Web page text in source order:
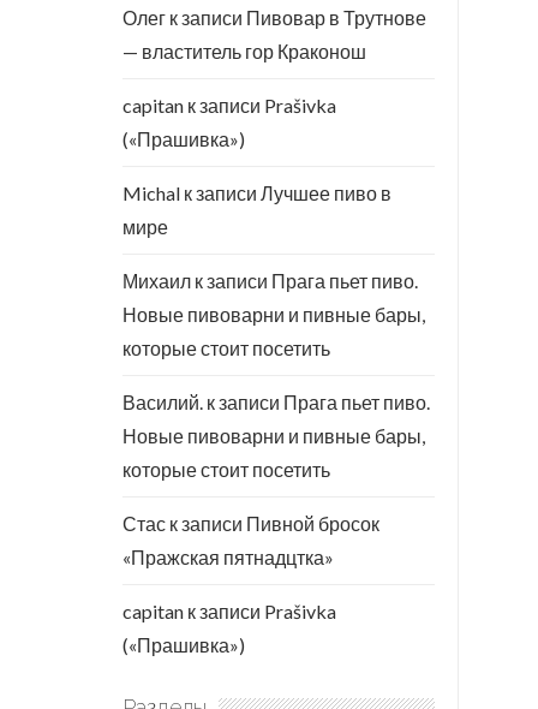
Олег к записи Пивовар в Трутнове
— властитель гор Краконош
capitan к записи Prašivka
(«Прашивка»)
Michal к записи Лучшее пиво в
мире
Михаил к записи Прага пьет пиво.
Новые пивоварни и пивные бары,
которые стоит посетить
Василий. к записи Прага пьет пиво.
Новые пивоварни и пивные бары,
которые стоит посетить
Стас к записи Пивной бросок
«Пражская пятнадцтка»
capitan к записи Prašivka
(«Прашивка»)